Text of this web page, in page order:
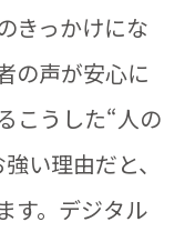
きっかけにな
の声が安心に
こうした“人の
い理由だと、
す。デジタル